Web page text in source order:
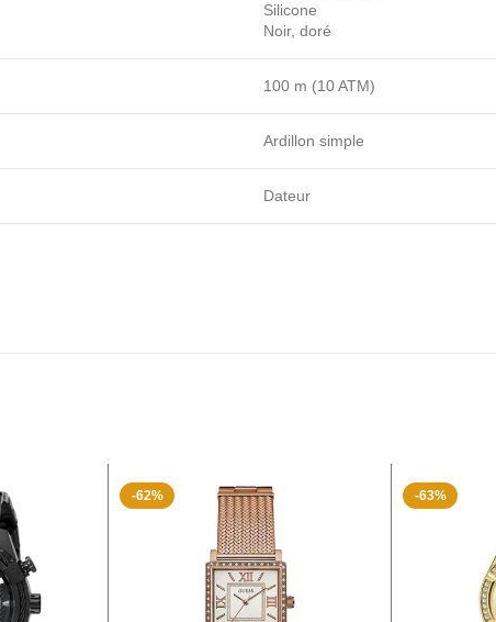
Silicone
Noir, doré
100 m (10 ATM)
Ardillon simple
Dateur
-62% -63%